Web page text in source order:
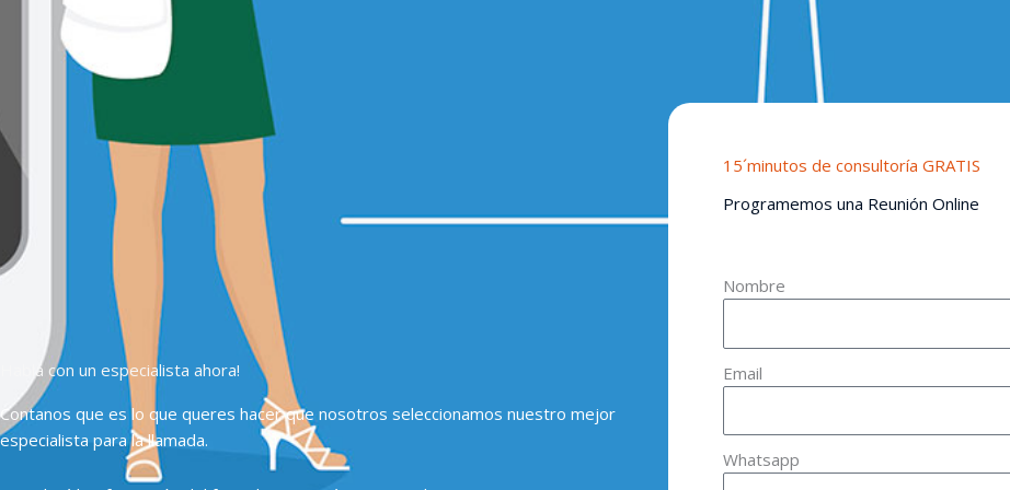
Hablá con un especialista ahora!
Contanos que es lo que queres hacer que nosotros seleccionamos nuestro mejor
especialista para la llamada.
15´minutos de consultoría GRATIS
Programemos una Reunión Online
Nombre
Email
Whatsapp